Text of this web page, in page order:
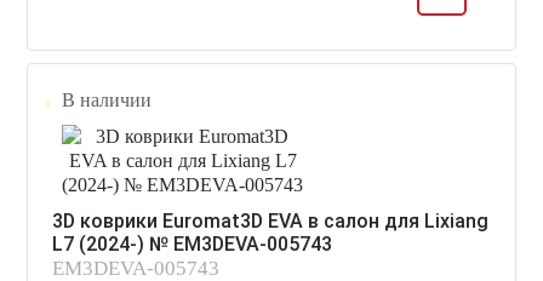
В наличии
3D коврики Euromat3D EVA в салон для Lixiang
L7 (2024-) № EM3DEVA-005743
EM3DEVA-005743